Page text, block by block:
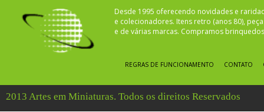
Desde 1995 oferecendo novidades e
e colecionadores. Itens retro (anos 80),
e de várias marcas. Compramos
REGRAS DE FUNCIONAMENTO CONTATO
2013 Artes em Miniaturas. Todos os direitos Reservados